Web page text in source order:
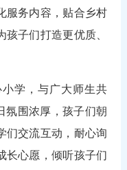
服务内容，贴合乡村
孩子们打造更优质、
学，与广大师生共
氛围浓厚，孩子们朝
们交流互动，耐心询
长心愿，倾听孩子们